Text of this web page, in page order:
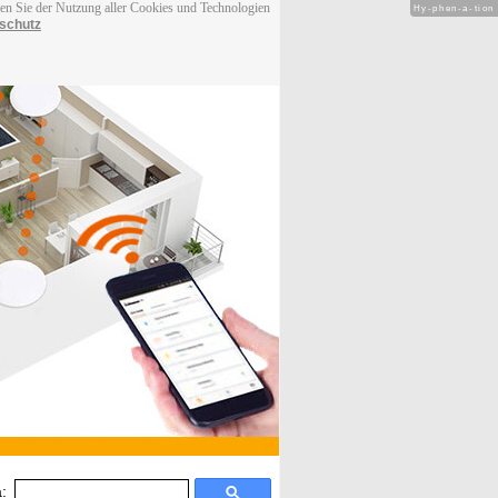
Sie der Nutzung aller Cookies und Technologien
Hy-phen-a-tion